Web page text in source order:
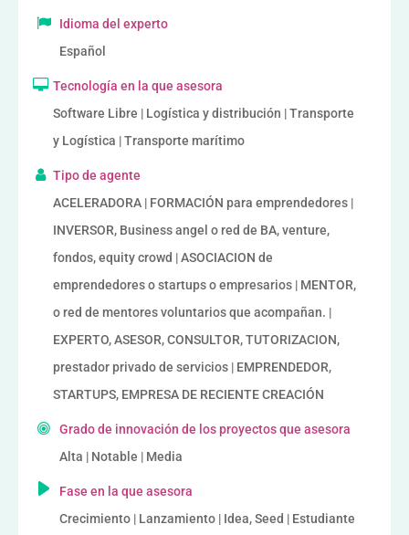
Idioma del experto
Español
Tecnología en la que asesora
Software Libre | Logística y distribución | Transporte
y Logística | Transporte marítimo
Tipo de agente
ACELERADORA | FORMACIÓN para emprendedores |
INVERSOR, Business angel o red de BA, venture,
fondos, equity crowd | ASOCIACION de
emprendedores o startups o empresarios | MENTOR,
o red de mentores voluntarios que acompañan. |
EXPERTO, ASESOR, CONSULTOR, TUTORIZACION,
prestador privado de servicios | EMPRENDEDOR,
STARTUPS, EMPRESA DE RECIENTE CREACIÓN
Grado de innovación de los proyectos que asesora
Alta | Notable | Media
Fase en la que asesora
Crecimiento | Lanzamiento | Idea, Seed | Estudiante